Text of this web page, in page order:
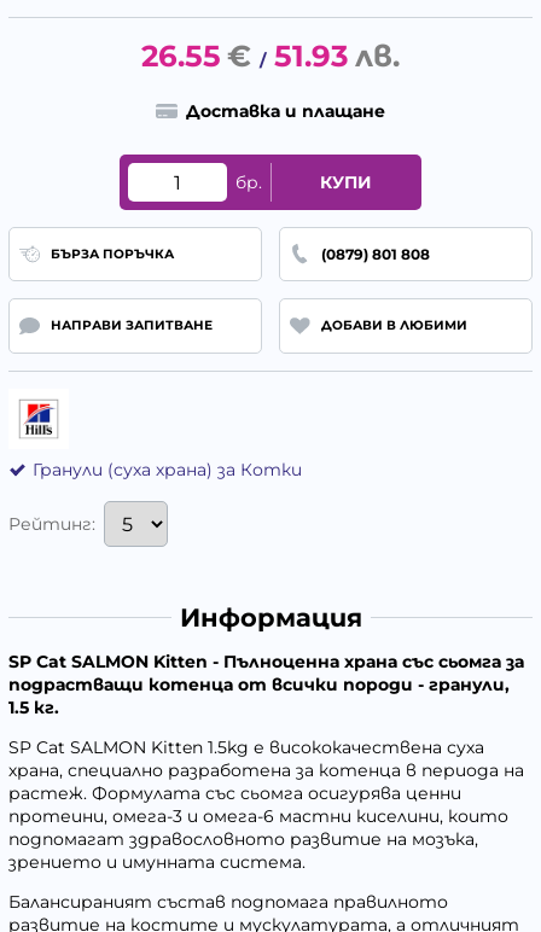
26.55 € / 51.93 лв.
Доставка и плащане
бр. КУПИ
БЪРЗА ПОРЪЧКА (0879) 801 808
НАПРАВИ ЗАПИТВАНЕ ДОБАВИ В ЛЮБИМИ
Гранули (суха храна) за Котки
Рейтинг:
Информация
SP Cat SALMON Kitten - Пълноценна храна със сьомга за
подрастващи котенца от всички породи - гранули,
1.5 кг.
SP Cat SALMON Kitten 1.5kg е висококачествена суха
храна, специално разработена за котенца в периода на
растеж. Формулата със сьомга осигурява ценни
протеини, омега-3 и омега-6 мастни киселини, които
подпомагат здравословното развитие на мозъка,
зрението и имунната система.
Балансираният състав подпомага правилното
развитие на костите и мускулатурата, а отличният